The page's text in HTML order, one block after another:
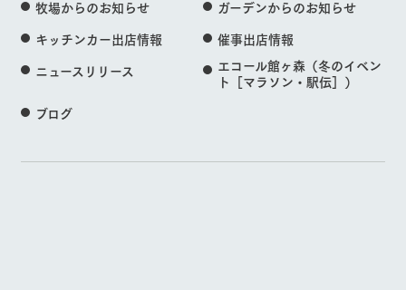
牧場からのお知らせ
ガーデンからのお知らせ
キッチンカー出店情報
催事出店情報
ニュースリリース
エコール館ヶ森（冬のイベン
ト［マラソン・駅伝］）
ブログ